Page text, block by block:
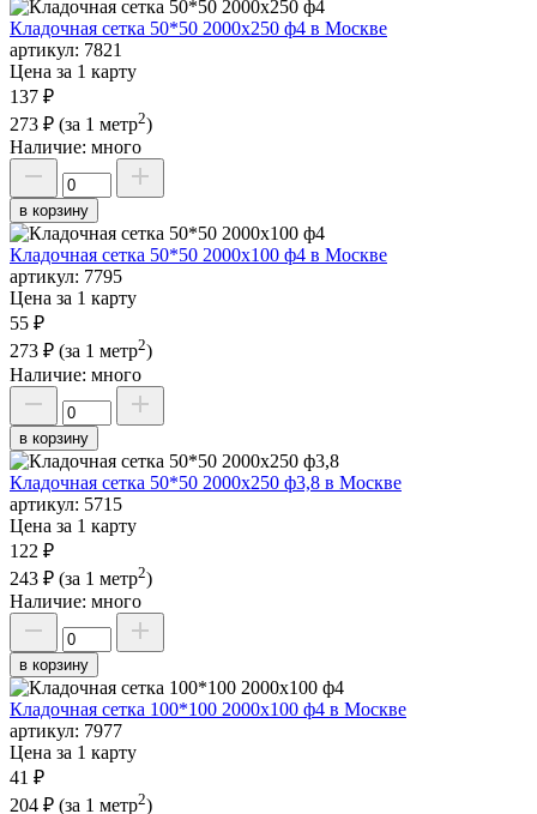
Кладочная сетка 50*50 2000х250 ф4 в Москве
артикул: 7821
Цена за 1 карту
137 ₽
273 ₽ (за 1 метр2)
Наличие: много
в корзину
Кладочная сетка 50*50 2000х100 ф4 в Москве
артикул: 7795
Цена за 1 карту
55 ₽
273 ₽ (за 1 метр2)
Наличие: много
в корзину
Кладочная сетка 50*50 2000х250 ф3,8 в Москве
артикул: 5715
Цена за 1 карту
122 ₽
243 ₽ (за 1 метр2)
Наличие: много
в корзину
Кладочная сетка 100*100 2000х100 ф4 в Москве
артикул: 7977
Цена за 1 карту
41 ₽
204 ₽ (за 1 метр2)